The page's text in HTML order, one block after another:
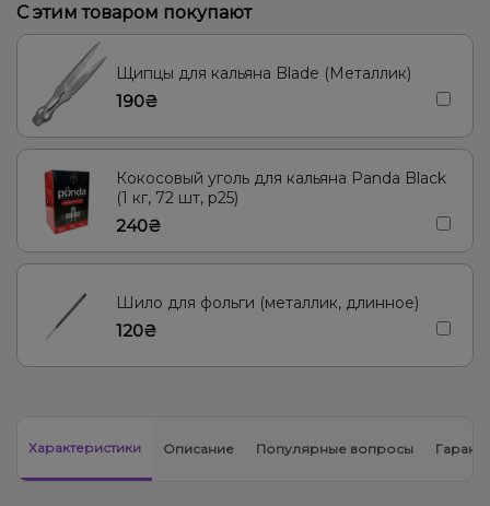
Лёд/Холодок, Пряности/Специи, Цитрусы, Ягоды
Виски, Вишня/Черешня, Клюква Ананас Вишня/Черешня
Персик Груша/Дюшес, Яблоко
Грейпфрут, Помело Вино, Лимонад, Ягоды Лёд/Холодок
Тыква Барбарис Арбуз, Дыня, Лёд/Холодок
Вишня/Черешня, Пирог/Кондитерка
Пирог/Кондитерка, Ревень Жвачка (фруктовая), Желейки
Арбуз, Лемонграсс
С этим товаром покупают
Щипцы для кальяна Blade (Металлик)
190₴
Кокосовый уголь для кальяна Panda Black
(1 кг, 72 шт, р25)
240₴
Шило для фольги (металлик, длинное)
120₴
Характеристики Описание Популярные вопросы